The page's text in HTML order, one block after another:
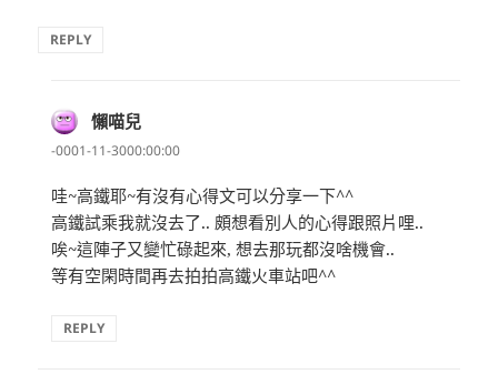
REPLY
懶喵兒
示:
-0001-11-3000:00:00
哇~高鐵耶~有沒有心得文可以分享一下^^
高鐵試乘我就沒去了.. 頗想看別人的心得跟照片哩..
唉~這陣子又變忙碌起來, 想去那玩都沒啥機會..
等有空閑時間再去拍拍高鐵火車站吧^^
REPLY